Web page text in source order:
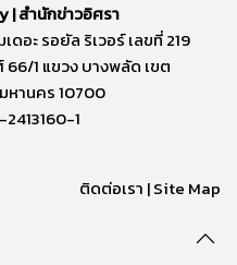
| สำนักข่าวอิศรา
ดอะ รอยัล ริเวอร์ เลขที่ 219
1 แขวง บางพลัด เขต
หานคร 10700
1
ติดต่อเรา |Site Map